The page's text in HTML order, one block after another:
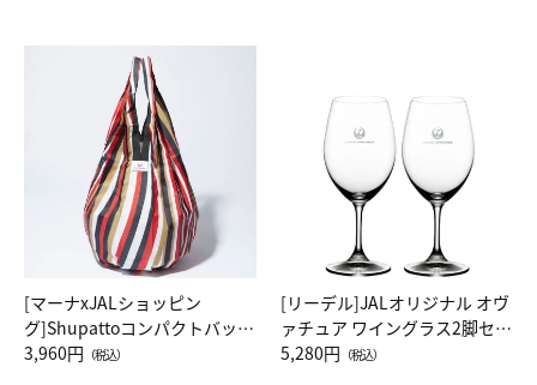
[マーナxJALショッピン
グ]Shupattoコンパクトバッグ
Drop JAL客室乗務員（LC）ス
3,960円 （税込）
[リーデル]JALオリジナル オヴ
ァチュア ワイングラス2脚セッ
ト（レッドワイン）
5,280円 （税込）